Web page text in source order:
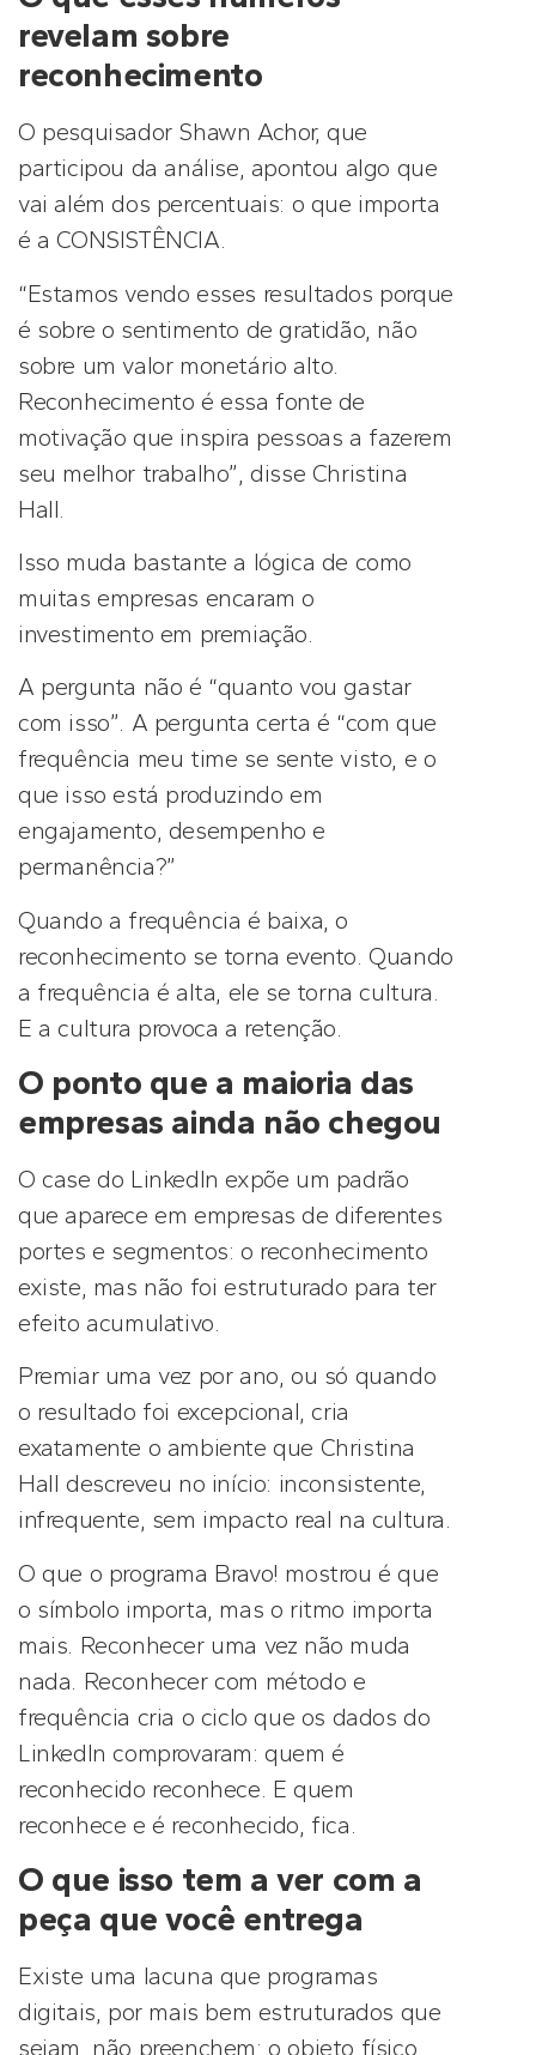
revelam sobre
reconhecimento
O pesquisador Shawn Achor, que
participou da análise, apontou algo que
vai além dos percentuais: o que importa
é a CONSISTÊNCIA.
“Estamos vendo esses resultados porque
é sobre o sentimento de gratidão, não
sobre um valor monetário alto.
Reconhecimento é essa fonte de
motivação que inspira pessoas a fazerem
seu melhor trabalho”, disse Christina
Hall.
Isso muda bastante a lógica de como
muitas empresas encaram o
investimento em premiação.
A pergunta não é “quanto vou gastar
com isso”. A pergunta certa é “com que
frequência meu time se sente visto, e o
que isso está produzindo em
engajamento, desempenho e
permanência?”
Quando a frequência é baixa, o
reconhecimento se torna evento. Quando
a frequência é alta, ele se torna cultura.
E a cultura provoca a retenção.
O ponto que a maioria das
empresas ainda não chegou
O case do LinkedIn expõe um padrão
que aparece em empresas de diferentes
portes e segmentos: o reconhecimento
existe, mas não foi estruturado para ter
efeito acumulativo.
Premiar uma vez por ano, ou só quando
o resultado foi excepcional, cria
exatamente o ambiente que Christina
Hall descreveu no início: inconsistente,
infrequente, sem impacto real na cultura.
O que o programa Bravo! mostrou é que
o símbolo importa, mas o ritmo importa
mais. Reconhecer uma vez não muda
nada. Reconhecer com método e
frequência cria o ciclo que os dados do
LinkedIn comprovaram: quem é
reconhecido reconhece. E quem
reconhece e é reconhecido, fica.
O que isso tem a ver com a
peça que você entrega
Existe uma lacuna que programas
digitais, por mais bem estruturados que
sejam, não preenchem: o objeto físico.